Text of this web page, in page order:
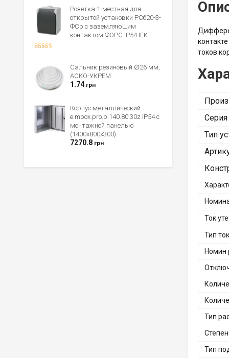
токов
Серия
Тип
Ток
Тип
Номин
Тип
Тип
Розетка 1-местная для
открытой установки РСб20-3-
ФСр с заземляющим
контактом ФОРС IP54 IEK
Сальник резиновый ∅26 мм,
АСКО-УКРЕМ
1.74 грн
Корпус металлический
e.mbox.pro.p.140.80.30z IP54 с
монтажной панелью
(1400х800х300)
7270.8 грн